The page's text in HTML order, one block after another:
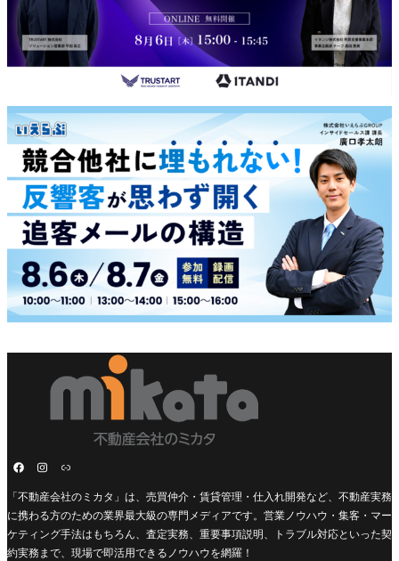
「不動産会社のミカタ」は、売買仲介・賃貸管理・仕入れ開発など、不動産実務
に携わる方のための業界最大級の専門メディアです。営業ノウハウ・集客・マー
ケティング手法はもちろん、査定実務、重要事項説明、トラブル対応といった契
約実務まで、現場で即活用できるノウハウを網羅！